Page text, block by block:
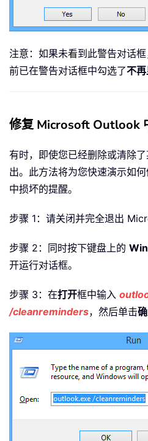
注意：如果未看到此警告对话
前已在警告对话框中勾选了不
修复 Microsoft Outlook
有时，即使您已经删除或清除
出。此方法将为您快速演示如
中损坏的提醒。
步骤 1：请关闭并完全退出
步骤 2：同时按下键盘上的
开运行对话框。
步骤 3：在打开框中输入
/cleanreminders，然后单击